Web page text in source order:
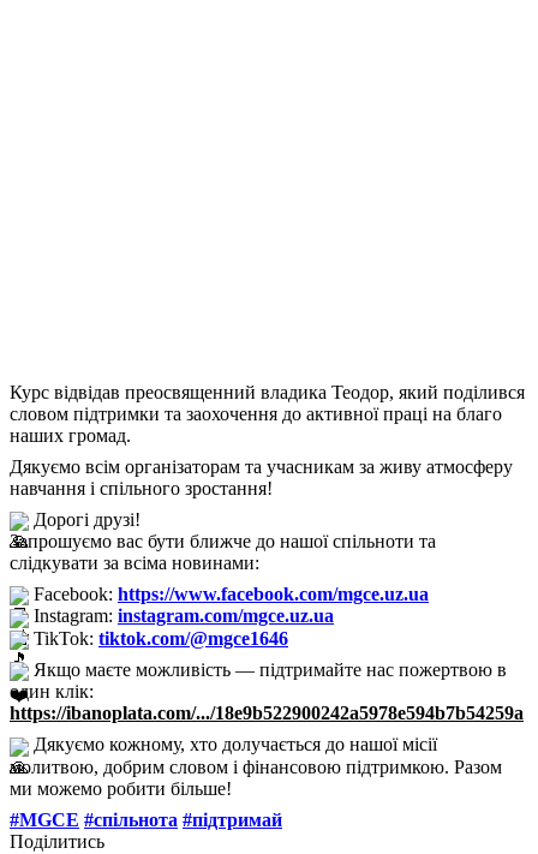
Курс відвідав преосвященний владика Теодор, який поділився
словом підтримки та заохочення до активної праці на благо
наших громад.
Дякуємо всім організаторам та учасникам за живу атмосферу
навчання і спільного зростання!
Дорогі друзі!
Запрошуємо вас бути ближче до нашої спільноти та
слідкувати за всіма новинами:
Facebook: https://www.facebook.com/mgce.uz.ua
Instagram: instagram.com/mgce.uz.ua
TikTok: tiktok.com/@mgce1646
Якщо маєте можливість — підтримайте нас пожертвою в
один клік:
https://ibanoplata.com/.../18e9b522900242a5978e594b7b54259a
Дякуємо кожному, хто долучається до нашої місії
молитвою, добрим словом і фінансовою підтримкою. Разом
ми можемо робити більше!
#MGCE #спільнота #підтримай
Поділитись